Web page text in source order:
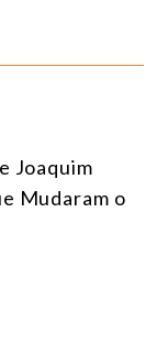
Joaquim
Mudaram o